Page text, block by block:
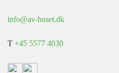
info@av-huset.dk
T +45 5577 4030